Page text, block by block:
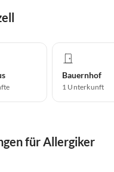
Bauernhof
1 Unterkunft
für Allergiker